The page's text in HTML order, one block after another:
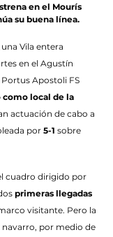
en el Mourís
su buena línea.
Vila entera
en el Agustín
Portus Apostoli FS
local de la
actuación de cabo a
por 5-1 sobre
cuadro dirigido por
primeras llegadas
visitante. Pero la
por medio de